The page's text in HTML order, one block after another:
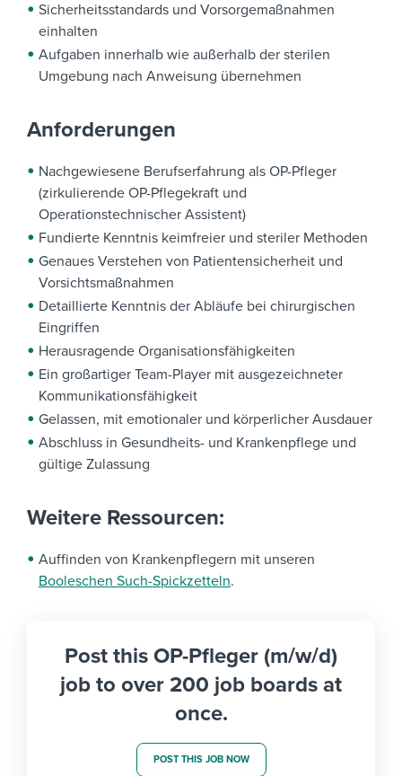
Sicherheitsstandards und Vorsorgemaßnahmen
einhalten
Aufgaben innerhalb wie außerhalb der sterilen
Umgebung nach Anweisung übernehmen
Anforderungen
Nachgewiesene Berufserfahrung als OP-Pfleger
(zirkulierende OP-Pflegekraft und
Operationstechnischer Assistent)
Fundierte Kenntnis keimfreier und steriler Methoden
Genaues Verstehen von Patientensicherheit und
Vorsichtsmaßnahmen
Detaillierte Kenntnis der Abläufe bei chirurgischen
Eingriffen
Herausragende Organisationsfähigkeiten
Ein großartiger Team-Player mit ausgezeichneter
Kommunikationsfähigkeit
Gelassen, mit emotionaler und körperlicher Ausdauer
Abschluss in Gesundheits- und Krankenpflege und
gültige Zulassung
Weitere Ressourcen:
Auffinden von Krankenpflegern mit unseren
Booleschen Such-Spickzetteln.
Post this OP-Pfleger (m/w/d)
job to over 200 job boards at
once.
POST THIS JOB NOW